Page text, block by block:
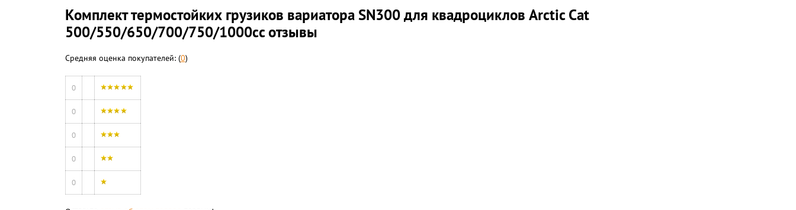
Комплект термостойких грузиков вариатора SN300 для квадроциклов Arctic Cat
500/550/650/700/750/1000cc отзывы
Средняя оценка покупателей: (0)
0
0
0
0
0